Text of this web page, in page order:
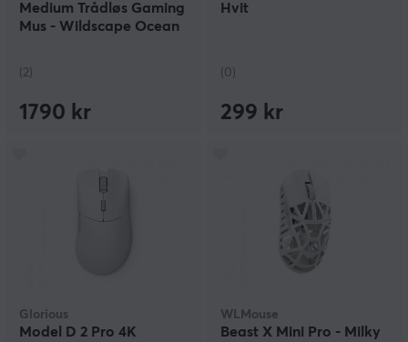
Medium Trådløs Gaming
Mus - Wildscape Ocean
(2)
1790 kr
Hvit
(0)
299 kr
Glorious
Model D 2 Pro 4K
WLMouse
Beast X Mini Pro - Milky